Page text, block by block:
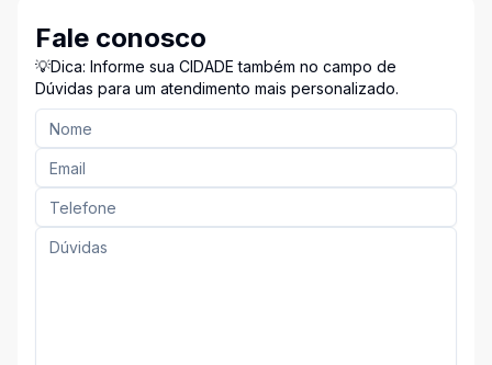
Fale conosco
💡Dica: Informe sua CIDADE também no campo de
Dúvidas para um atendimento mais personalizado.